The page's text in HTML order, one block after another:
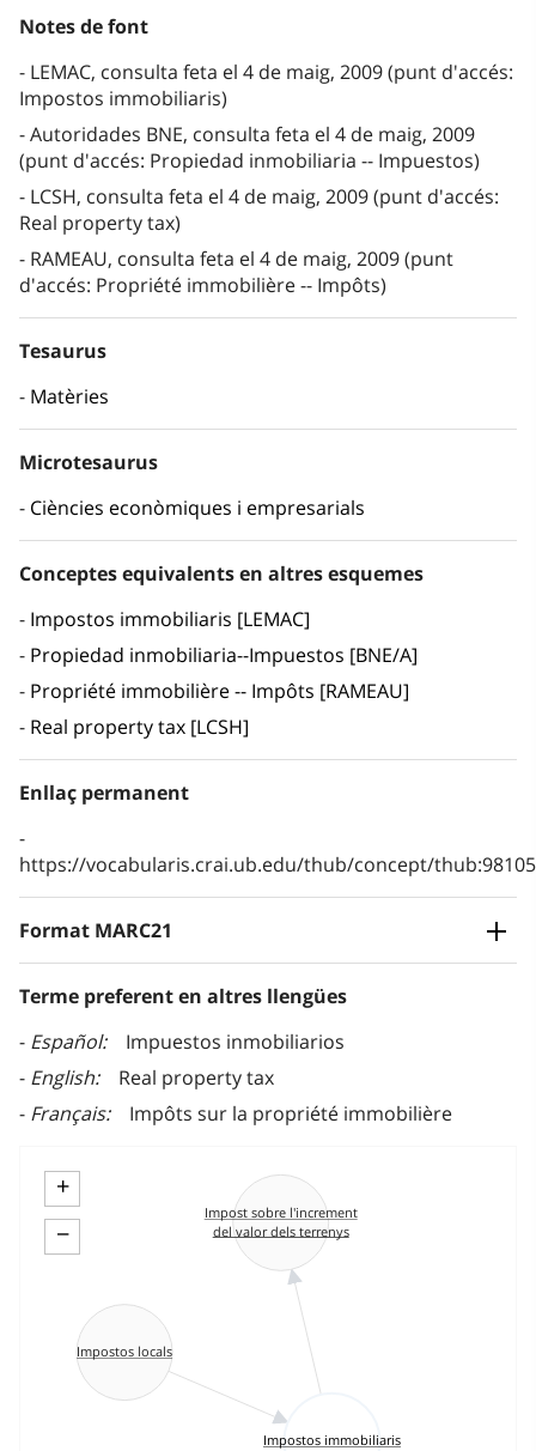
Notes de font
LEMAC, consulta feta el 4 de maig, 2009 (punt d'accés:
Impostos immobiliaris)
Autoridades BNE, consulta feta el 4 de maig, 2009
(punt d'accés: Propiedad inmobiliaria -- Impuestos)
LCSH, consulta feta el 4 de maig, 2009 (punt d'accés:
Real property tax)
RAMEAU, consulta feta el 4 de maig, 2009 (punt
d'accés: Propriété immobilière -- Impôts)
Tesaurus
Matèries
Microtesaurus
Ciències econòmiques i empresarials
Conceptes equivalents en altres esquemes
Impostos immobiliaris [LEMAC]
Propiedad inmobiliaria--Impuestos [BNE/A]
Propriété immobilière -- Impôts [RAMEAU]
Real property tax [LCSH]
Enllaç permanent
https://vocabularis.crai.ub.edu/thub/concept/
Format MARC21
Terme preferent en altres llengües
Español
Impuestos inmobiliarios
English
Real property tax
Français
Impôts sur la propriété immobilière
+
−
Impostos immobiliaris
Impost sobre l'increment
del valor dels terrenys
Impostos locals